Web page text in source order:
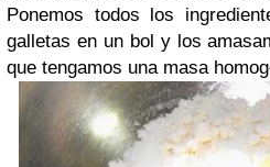
Ponemos todos los
galletas en un bol y los
que tengamos una masa